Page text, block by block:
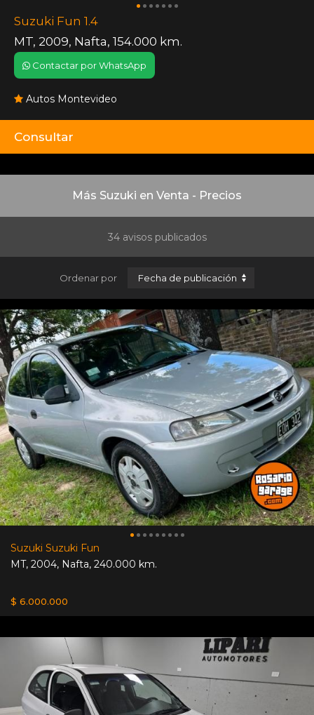
Suzuki Fun 1.4
MT, 2009, Nafta, 154.000 km.
Contactar por WhatsApp
Autos Montevideo
Consultar
Más Suzuki en Venta - Precios
34 avisos publicados
Ordenar por
Suzuki Suzuki Fun
MT, 2004, Nafta, 240.000 km.
$ 6.000.000